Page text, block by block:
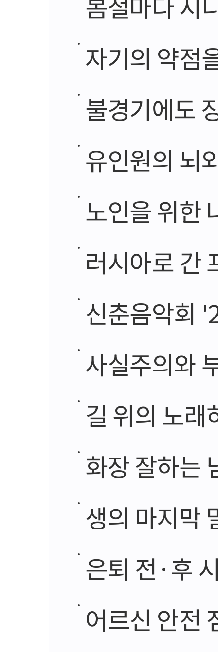
자기의 약점
불경기에도
유인원의 뇌
노인을 위한
러시아로 간
신춘음악회
사실주의와 부조리 연
길 위의 노래
화장 잘하는 남
생의 마지막
은퇴 전·후
어르신 안전